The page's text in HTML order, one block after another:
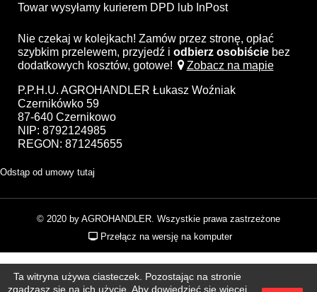
Ta witryna używa ciasteczek. Pozostając na stronie
zgadzasz się na ich użycie. Aby dowiedzieć się więcej
Towar wysyłamy kurierem DPD lub InPost
Nie czekaj w kolejkach! Zamów przez stronę, opłać
szybkim przelewem, przyjedź i odbierz osobiście bez
dodatkowych kosztów, gotowe!
Zobacz na mapie
P.P.H.U. AGROHANDLER Łukasz Woźniak
Czernikówko 59
87-640 Czernikowo
NIP: 8792124985
REGON: 871245655
Odstąp od umowy tutaj
© 2020 by AGROHANDLER. Wszystkie prawa zastrzeżone
Przełącz na wersję na komputer